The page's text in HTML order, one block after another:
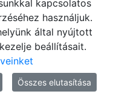
kapcsolatos
használjuk.
által nyújtott
beállításait.
Összes elutasítása